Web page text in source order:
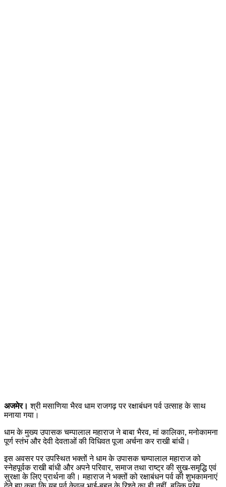
अजमेर। श्री मसाणिया भैरव धाम राजगढ़ पर रक्षाबंधन पर्व उत्साह के साथ
मनाया गया।
धाम के मुख्य उपासक चम्पालाल महाराज ने बाबा भैरव, मां कालिका, मनोकामना
पूर्ण स्तंभ और देवी देवताओं की विधिवत पूजा अर्चना कर राखी बांधी।
इस अवसर पर उपस्थित भक्तों ने धाम के उपासक चम्पालाल महाराज को
स्नेहपूर्वक राखी बांधी और अपने परिवार, समाज तथा राष्ट्र की सुख-समृद्धि एवं
सुरक्षा के लिए प्रार्थना की। महाराज ने भक्तों को रक्षाबंधन पर्व की शुभकामनाएं